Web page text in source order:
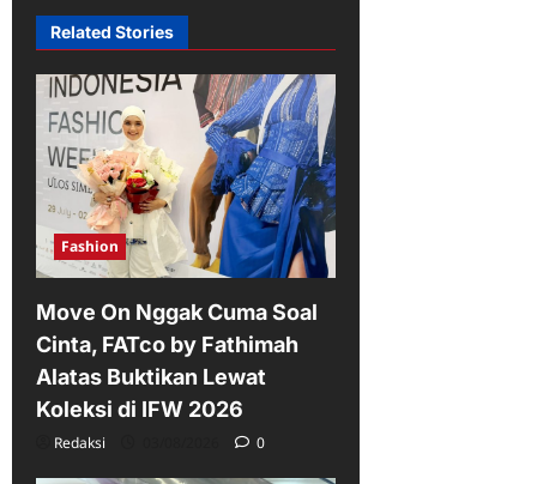
Related Stories
Fashion
Move On Nggak Cuma Soal
Cinta, FATco by Fathimah
Alatas Buktikan Lewat
Koleksi di IFW 2026
Redaksi 0